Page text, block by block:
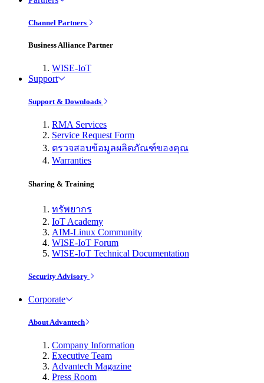
Channel Partners
Business Alliance Partner
WISE-IoT
Support
Support & Downloads
RMA Services
Service Request Form
ตรวจสอบข้อมูลผลิตภัณฑ์ของคุณ
Warranties
Sharing & Training
ทรัพยากร
IoT Academy
AIM-Linux Community
WISE-IoT Forum
WISE-IoT Technical Documentation
Security Advisory
Corporate
About Advantech
Company Information
Executive Team
Advantech Magazine
Press Room